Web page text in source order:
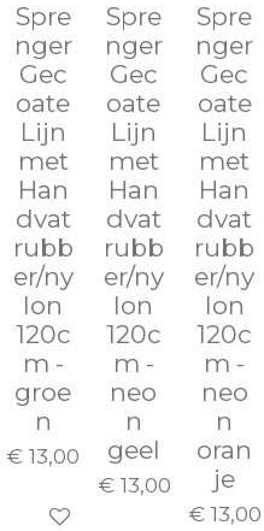
Spre
nger
Gec
oate
Lijn
met
Han
dvat
rubb
er/ny
lon
120c
m -
groe
n
€ 13,00
In winkelwagen
Spre
nger
Gec
oate
Lijn
met
Han
dvat
rubb
er/ny
lon
120c
m -
neo
n
geel
€ 13,00
Spre
nger
Gec
oate
Lijn
met
Han
dvat
rubb
er/ny
lon
120c
m -
neo
n
oran
je
€ 13,00